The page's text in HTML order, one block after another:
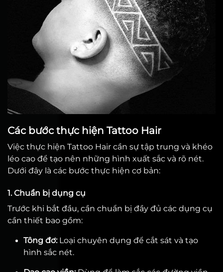
Các bước thực hiện Tattoo Hair
Việc thực hiện Tattoo Hair cần sự tập trung và khéo
léo cao để tạo nên những hình xuất sắc và rõ nét.
Dưới đây là các bước thực hiện cơ bản:
1. Chuẩn bị dụng cụ
Trước khi bắt đầu, cần chuẩn bị đầy đủ các dụng cụ
cần thiết bao gồm:
Tông đơ:Loại chuyên dụng để cắt sát và tạo
hình sắc nét.